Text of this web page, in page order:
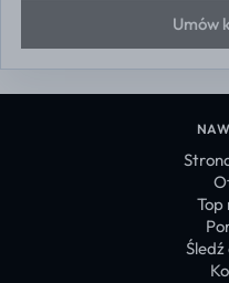
Umów
Top